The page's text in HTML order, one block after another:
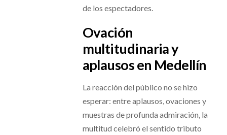
de los espectadores.
Ovación
multitudinaria y
aplausos en Medellín
La reacción del público no se hizo
esperar: entre aplausos, ovaciones y
muestras de profunda admiración, la
multitud celebró el sentido tributo